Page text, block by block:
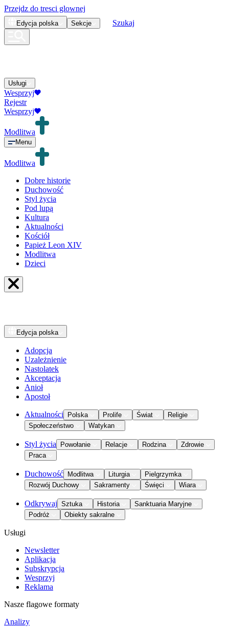
Przejdz do tresci glownej
Edycja polska Sekcje Szukaj
Usługi
Wesprzyj
Rejestr
Wesprzyj
Modlitwa
Menu
Modlitwa
Dobre historie
Duchowość
Styl życia
Pod lupą
Kultura
Aktualności
Kościół
Papież Leon XIV
Modlitwa
Dzieci
Edycja polska
Adopcja
Uzależnienie
Nastolatek
Akceptacja
Anioł
Apostoł
Aktualności Polska Prolife Świat
Religie
Społeczeństwo
Watykan
Styl życia Powołanie Relacje Rodzina
Zdrowie
Praca
Duchowość Modlitwa Liturgia
Pielgrzymka
Rozwój Duchowy
Sakramenty Święci Wiara
Odkrywaj Sztuka Historia
Sanktuaria Maryjne
Podróż
Obiekty sakralne
Usługi
Newsletter
Aplikacja
Subskrypcja
Wesprzyj
Reklama
Nasze flagowe formaty
Analizy